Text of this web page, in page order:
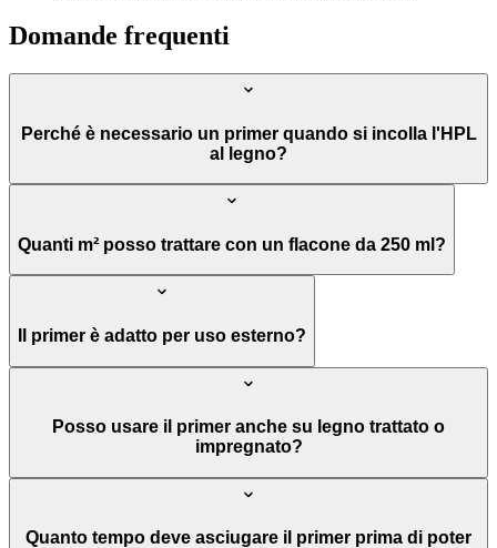
Domande frequenti
Perché è necessario un primer quando si incolla l'HPL
al legno?
Quanti m² posso trattare con un flacone da 250 ml?
Il primer è adatto per uso esterno?
Posso usare il primer anche su legno trattato o
impregnato?
Quanto tempo deve asciugare il primer prima di poter